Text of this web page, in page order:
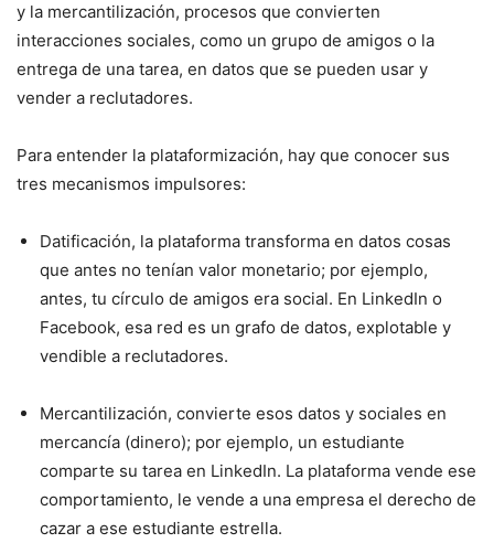
y la mercantilización, procesos que convierten
interacciones sociales, como un grupo de amigos o la
entrega de una tarea, en datos que se pueden usar y
vender a reclutadores.
Para entender la plataformización, hay que conocer sus
tres mecanismos impulsores:
Datificación, la plataforma transforma en datos cosas
que antes no tenían valor monetario; por ejemplo,
antes, tu círculo de amigos era social. En LinkedIn o
Facebook, esa red es un grafo de datos, explotable y
vendible a reclutadores.
Mercantilización, convierte esos datos y sociales en
mercancía (dinero); por ejemplo, un estudiante
comparte su tarea en LinkedIn. La plataforma vende ese
comportamiento, le vende a una empresa el derecho de
cazar a ese estudiante estrella.